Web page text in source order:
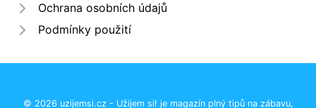
Ochrana osobních údajů
Podmínky použití
© 2026 uzijemsi.cz - Užijem si! je magazín plný tipů na zábavu,